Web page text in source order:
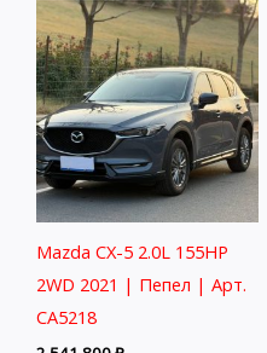
Mazda CX-5 2.0L 155HP
2WD 2021 | Пепел | Арт.
CA5218